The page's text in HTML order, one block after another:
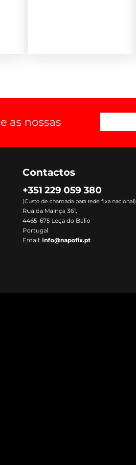
as nossas
Contactos
+351 229 059 380
(Custo de chamada para rede fixa nacional)
Rua da Mainça 361,
4465-675 Leça do Balio
Portugal
Email:info@napofix.pt